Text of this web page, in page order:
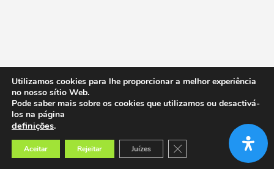
Utilizamos cookies para lhe proporcionar a melhor experiência
no nosso sítio Web.
Pode saber mais sobre os cookies que utilizamos ou desactivá-
los na página
definições.
Aceitar Rejeitar Juízes Close GDPR Cookie Banner